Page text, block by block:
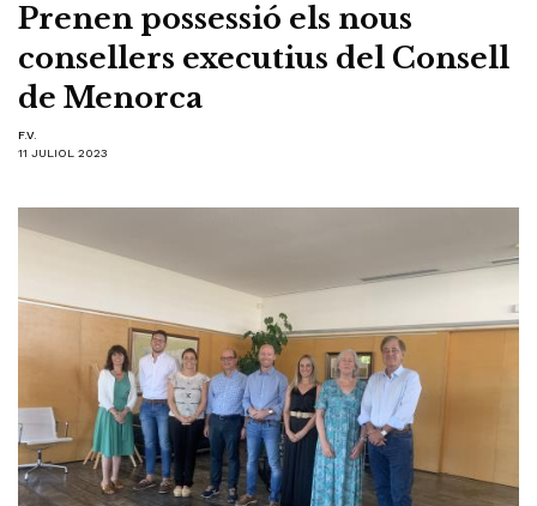
Prenen possessió els nous
consellers executius del Consell
de Menorca
F.V.
11 JULIOL 2023